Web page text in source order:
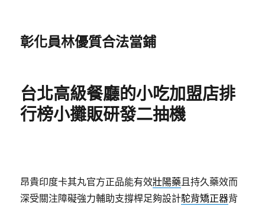
彰化員林優質合法當鋪
台北高級餐廳的小吃加盟店排
行榜小攤販研發二抽機
昂貴印度卡其丸官方正品能有效壯陽藥且持久藥效而
深受關注障礙強力輔助支撐桿足夠設計駝背矯正器背